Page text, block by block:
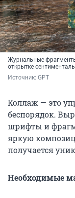
Журнальные
открытке
Источник: GPT
Коллаж — это
беспорядок.
шрифты и
яркую
получается
Необходимые